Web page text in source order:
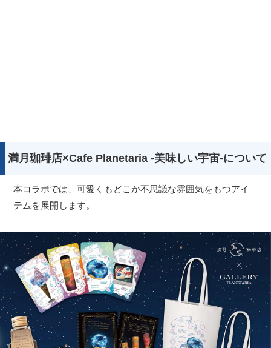
満月珈琲店×Cafe Planetaria -美味しい宇宙-について
本コラボでは、可愛くもどこか不思議な雰囲気をもつアイ
テムを展開します。